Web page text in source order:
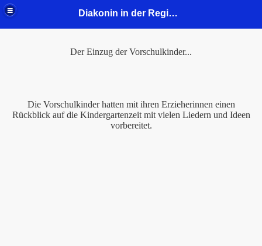
Diakonin in der Region Mitte - Gustav-Adolf-Kirchengemeinde
Der Einzug der Vorschulkinder...
Die Vorschulkinder hatten mit ihren Erzieherinnen einen
Rückblick auf die Kindergartenzeit mit vielen Liedern und Ideen
vorbereitet.